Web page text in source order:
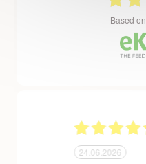
based on
24.06.2026